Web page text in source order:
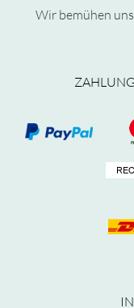
Wir bemühen